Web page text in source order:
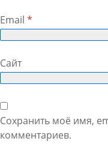
Email*
Сайт
Сохранить моё имя,
комментариев.